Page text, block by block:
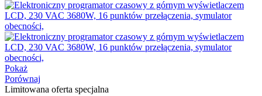
Pokaż
Porównaj
Limitowana oferta specjalna